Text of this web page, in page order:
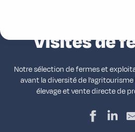
contenu
principal Visites de
Notre sélection de fermes et
avant la diversité de
élevage et vente directe de